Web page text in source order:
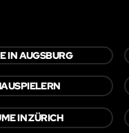
IN AUGSBURG
IN ZÜRICH